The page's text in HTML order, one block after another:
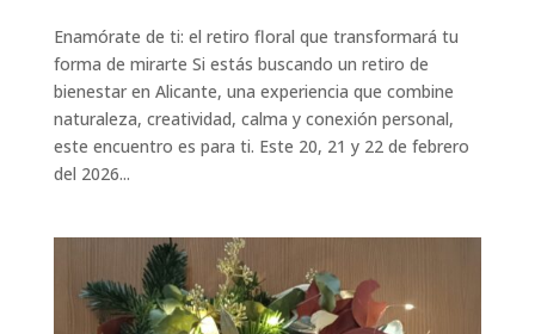
Enamórate de ti: el retiro floral que transformará tu
forma de mirarte Si estás buscando un retiro de
bienestar en Alicante, una experiencia que combine
naturaleza, creatividad, calma y conexión personal,
este encuentro es para ti. Este 20, 21 y 22 de febrero
del 2026...